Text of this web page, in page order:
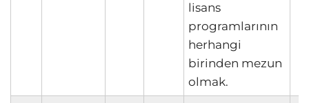
lisans
programlarının
herhangi
birinden mezun
olmak.